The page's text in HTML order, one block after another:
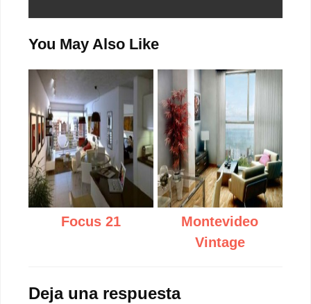
You May Also Like
Focus 21
Montevideo
Vintage
Deja una respuesta